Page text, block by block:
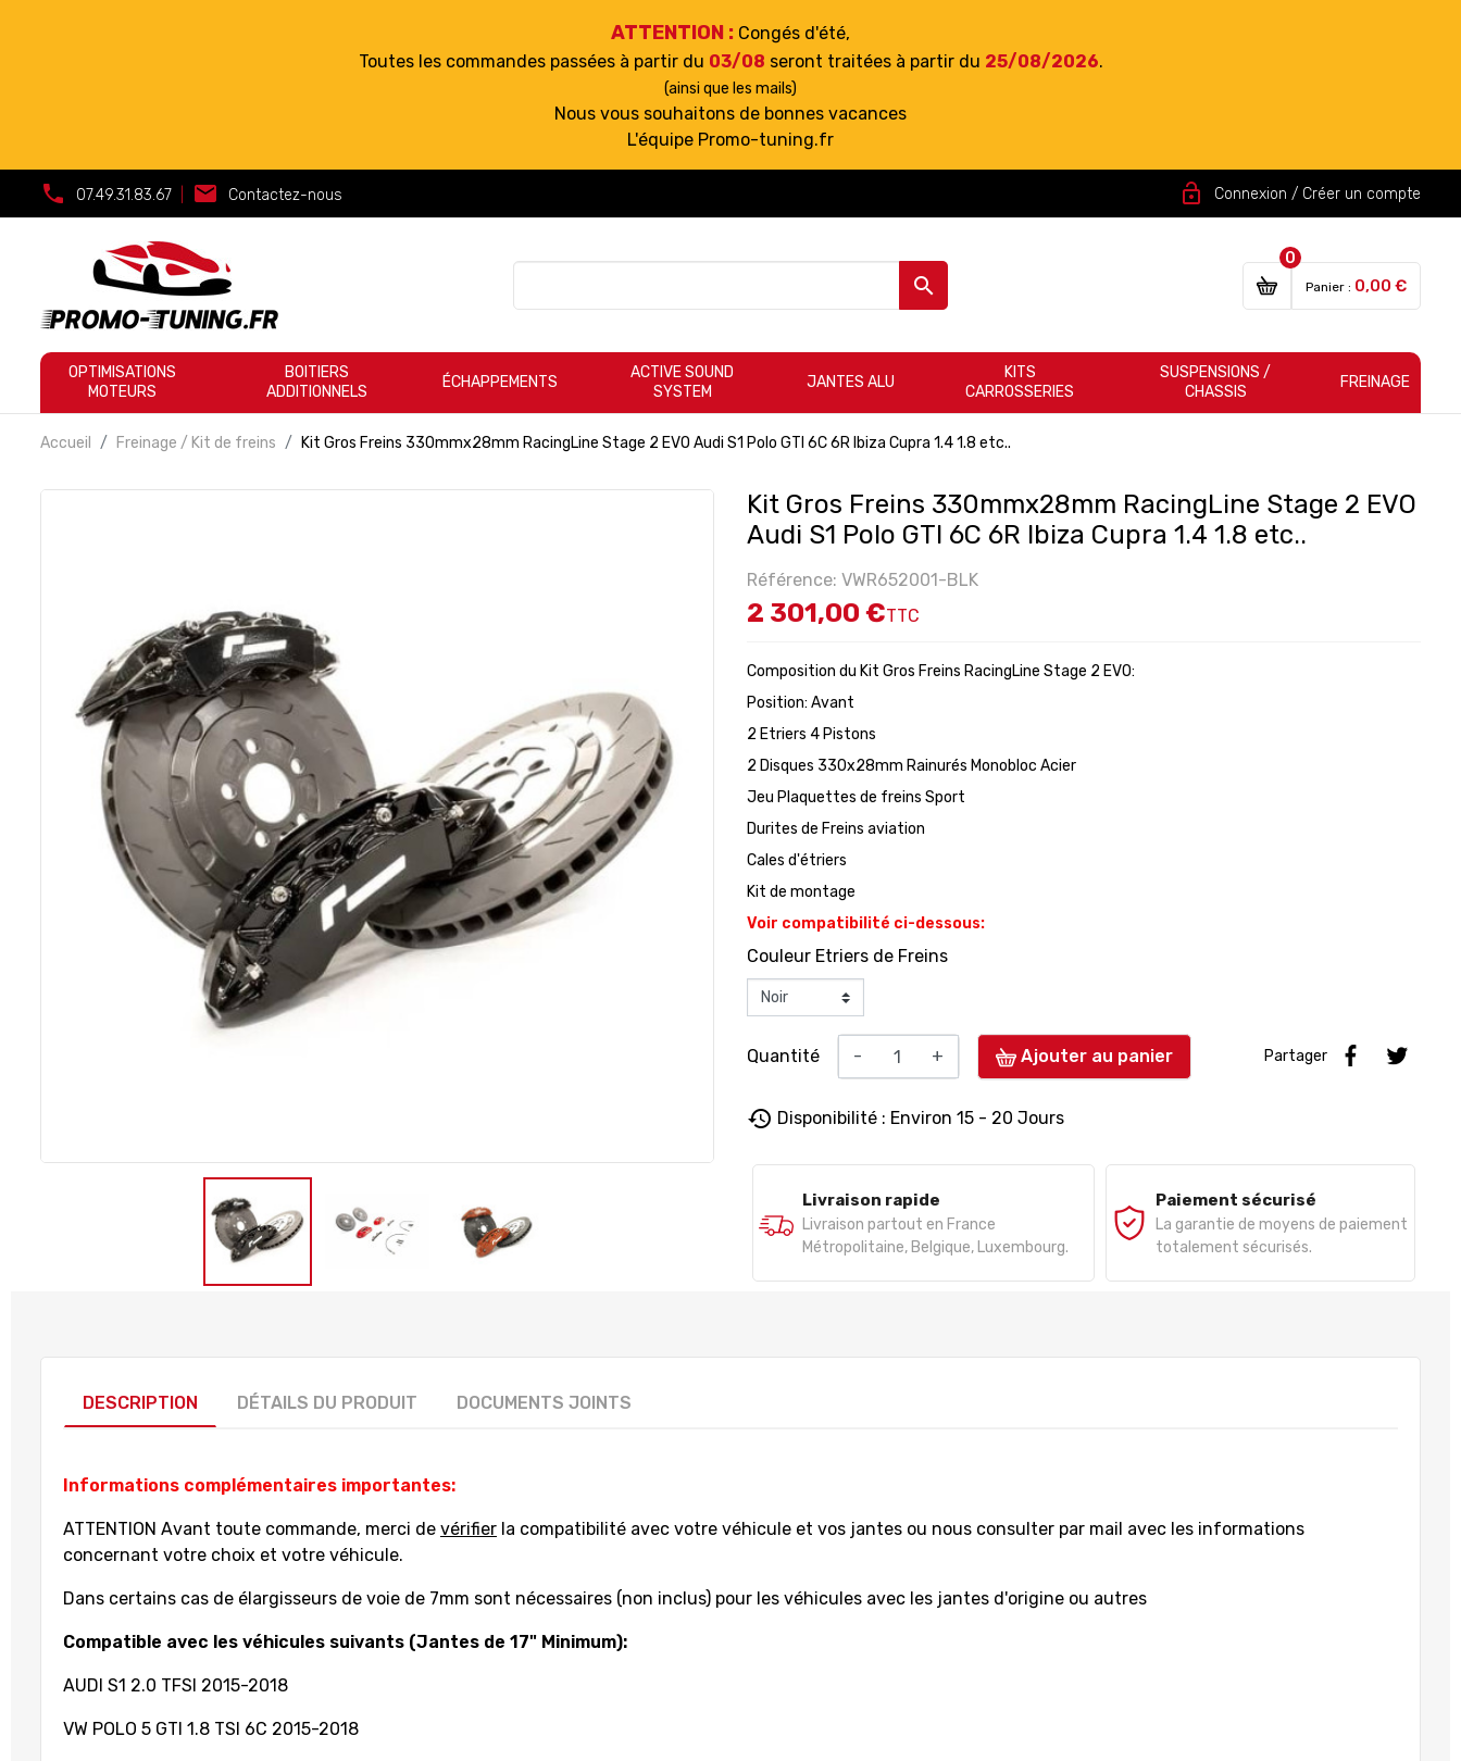
ATTENTION : Congés d'été,
Toutes les commandes passées à partir du 03/08 seront traitées à partir du 25/08/2026.
(ainsi que les mails)
Nous vous souhaitons de bonnes vacances
L'équipe Promo-tuning.fr
call 07.49.31.83.67 mail Contactez-nous lock_open Connexion / Créer un compte

0
Panier : 0,00 €
OPTIMISATIONS
MOTEURS
BOITIERS
ADDITIONNELS
ÉCHAPPEMENTS
ACTIVE SOUND
SYSTEM
JANTES ALU
KITS
CARROSSERIES
SUSPENSIONS /
CHASSIS
FREINAGE
Accueil Freinage / Kit de freins Kit Gros Freins 330mmx28mm RacingLine Stage 2 EVO Audi S1 Polo GTI 6C 6R Ibiza Cupra 1.4 1.8 etc..
Kit Gros Freins 330mmx28mm RacingLine Stage 2 EVO
Audi S1 Polo GTI 6C 6R Ibiza Cupra 1.4 1.8 etc..
Référence: VWR652001-BLK
2 301,00 €TTC
Composition du Kit Gros Freins RacingLine Stage 2 EVO:
Position: Avant
2 Etriers 4 Pistons
2 Disques 330x28mm Rainurés Monobloc Acier
Jeu Plaquettes de freins Sport
Durites de Freins aviation
Cales d'étriers
Kit de montage
Voir compatibilité ci-dessous:
Couleur Etriers de Freins
Quantité - + Ajouter au panier Partager
history Disponibilité : Environ 15 - 20 Jours
Livraison rapide
Livraison partout en France
Métropolitaine, Belgique, Luxembourg.
Paiement sécurisé
La garantie de moyens de paiement
totalement sécurisés.
DESCRIPTION DÉTAILS DU PRODUIT DOCUMENTS JOINTS
Informations complémentaires importantes:
ATTENTION Avant toute commande, merci de vérifier la compatibilité avec votre véhicule et vos jantes ou nous consulter par mail avec les informations
concernant votre choix et votre véhicule.
Dans certains cas de élargisseurs de voie de 7mm sont nécessaires (non inclus) pour les véhicules avec les jantes d'origine ou autres
Compatible avec les véhicules suivants (Jantes de 17" Minimum):
AUDI S1 2.0 TFSI 2015-2018
VW POLO 5 GTI 1.8 TSI 6C 2015-2018